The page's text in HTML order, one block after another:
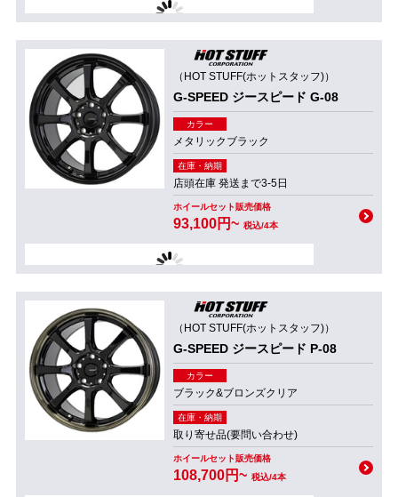
（HOT STUFF(ホットスタッフ)）
G-SPEED ジースピード G-08
カラー
メタリックブラック
在庫・納期
店頭在庫 発送まで3-5日
ホイールセット販売価格
93,100円~ 税込/4本
（HOT STUFF(ホットスタッフ)）
G-SPEED ジースピード P-08
カラー
ブラック&ブロンズクリア
在庫・納期
取り寄せ品(要問い合わせ)
ホイールセット販売価格
108,700円~ 税込/4本